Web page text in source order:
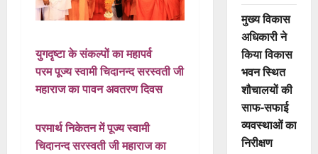
युगदृष्टा के संकल्पों का महापर्व
परम पूज्य स्वामी चिदानन्द सरस्वती जी
महाराज का पावन अवतरण दिवस
परमार्थ निकेतन में पूज्य स्वामी
चिदानन्द सरस्वती जी महाराज का
मुख्य विकास
अधिकारी ने
किया विकास
भवन स्थित
शौचालयों की
साफ-सफाई
व्यवस्थाओं का
निरीक्षण